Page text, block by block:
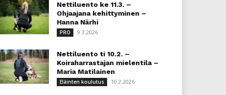
Nettiluento ke 11.3. –
Ohjaajana kehittyminen –
Hanna Närhi
PRO 9.3.2026
Nettiluento ti 10.2. –
Koiraharrastajan mielentila –
Maria Matilainen
Eläinten koulutus 10.2.2026